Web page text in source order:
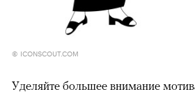
© ICONSCOUT.COM
Уделяйте большее внимание